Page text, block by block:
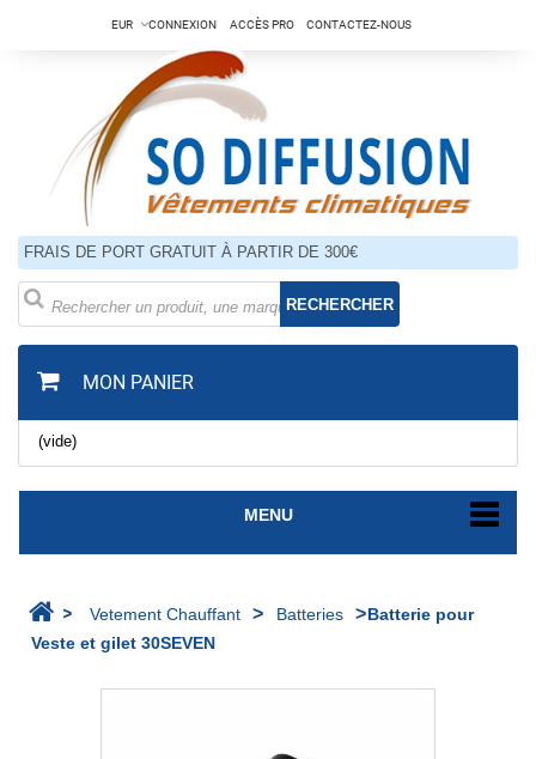
EUR CONNEXION ACCÈS PRO CONTACTEZ-NOUS
FRAIS DE PORT GRATUIT À PARTIR DE 300€
RECHERCHER
MON PANIER
(vide)
MENU
> Vetement Chauffant > Batteries >Batterie pour
Veste et gilet 30SEVEN